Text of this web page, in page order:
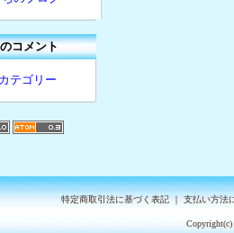
コメント
テゴリー
特定商取引法に基づく表記｜支払い方法